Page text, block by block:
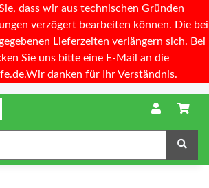
dass wir aus technischen Gründen
verzögert bearbeiten können. Die bei
Lieferzeiten verlängern sich. Bei
Sie uns bitte eine E-Mail an die
danken für Ihr Verständnis.